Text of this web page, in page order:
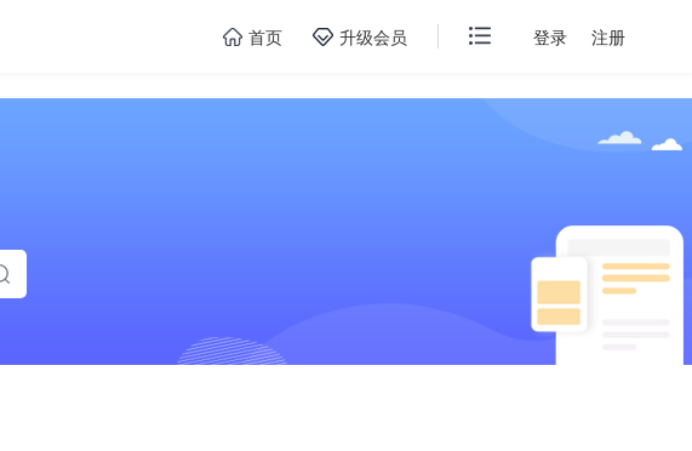
首页 升级会员 登录 注册